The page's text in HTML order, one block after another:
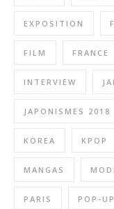
EXPOSITION
FILM FRANCE
INTERVIEW
JAPONISMES 2018
KOREA KPOP
MANGAS
PARIS POP-